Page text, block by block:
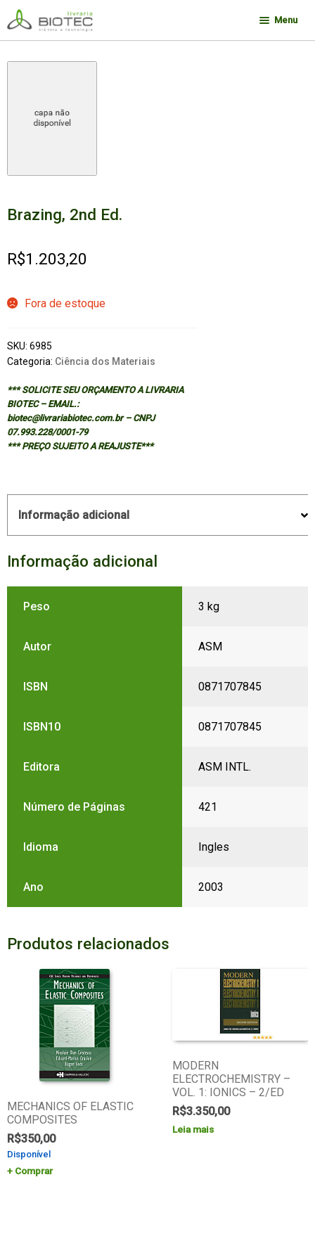
Pular
para
navegação
Pular
para
o
conteúdo
Menu
Brazing, 2nd Ed.
R$1.203,20
Fora de estoque
SKU: 6985
Categoria: Ciência dos Materiais
*** SOLICITE SEU ORÇAMENTO A LIVRARIA
BIOTEC – EMAIL.:
biotec@livrariabiotec.com.br – CNPJ
07.993.228/0001-79
*** PREÇO SUJEITO A REAJUSTE***
Informação adicional
Informação adicional
Peso 3 kg
Autor ASM
ISBN 0871707845
ISBN10 0871707845
Editora ASM INTL.
Número de Páginas 421
Idioma Ingles
Ano 2003
Produtos relacionados
MECHANICS OF ELASTIC
COMPOSITES
R$350,00
Disponível
Comprar
MODERN
ELECTROCHEMISTRY –
VOL. 1: IONICS – 2/ED
R$3.350,00
Leia mais